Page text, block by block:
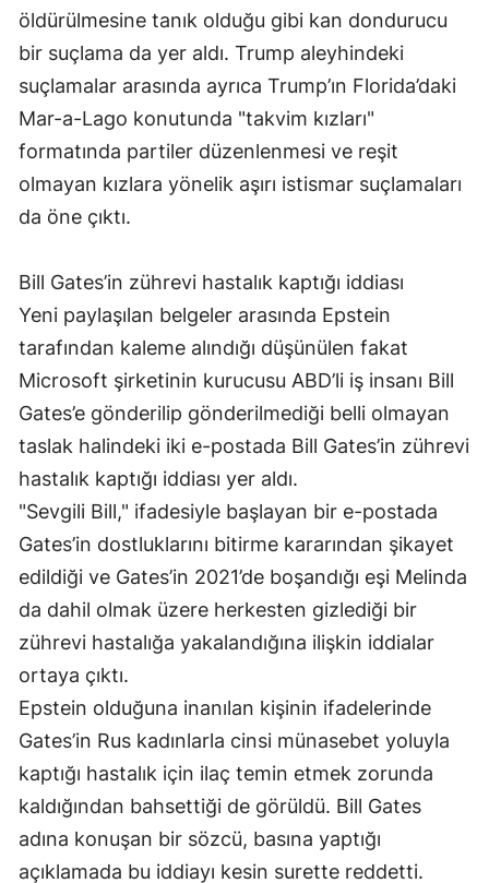
öldürülmesine tanık olduğu gibi kan dondurucu
bir suçlama da yer aldı. Trump aleyhindeki
suçlamalar arasında ayrıca Trump’ın Florida’daki
Mar-a-Lago konutunda "takvim kızları"
formatında partiler düzenlenmesi ve reşit
olmayan kızlara yönelik aşırı istismar suçlamaları
da öne çıktı.
Bill Gates’in zührevi hastalık kaptığı iddiası
Yeni paylaşılan belgeler arasında Epstein
tarafından kaleme alındığı düşünülen fakat
Microsoft şirketinin kurucusu ABD’li iş insanı Bill
Gates’e gönderilip gönderilmediği belli olmayan
taslak halindeki iki e-postada Bill Gates’in zührevi
hastalık kaptığı iddiası yer aldı.
"Sevgili Bill," ifadesiyle başlayan bir e-postada
Gates’in dostluklarını bitirme kararından şikayet
edildiği ve Gates’in 2021’de boşandığı eşi Melinda
da dahil olmak üzere herkesten gizlediği bir
zührevi hastalığa yakalandığına ilişkin iddialar
ortaya çıktı.
Epstein olduğuna inanılan kişinin ifadelerinde
Gates’in Rus kadınlarla cinsi münasebet yoluyla
kaptığı hastalık için ilaç temin etmek zorunda
kaldığından bahsettiği de görüldü. Bill Gates
adına konuşan bir sözcü, basına yaptığı
açıklamada bu iddiayı kesin surette reddetti.